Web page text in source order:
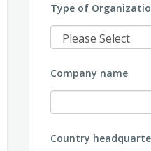
Type of
Company name
Country